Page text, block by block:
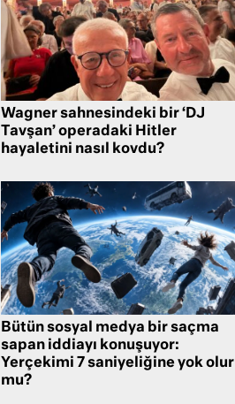
Wagner sahnesindeki bir ‘DJ
Tavşan’ operadaki Hitler
hayaletini nasıl kovdu?
Bütün sosyal medya bir saçma
sapan iddiayı konuşuyor:
Yerçekimi 7 saniyeliğine yok olur
mu?